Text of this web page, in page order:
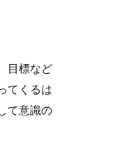
目標など
てくるは
て意識の